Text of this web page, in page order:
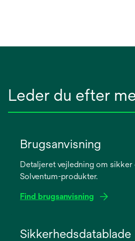
Leder du efter
Brugsanvisning
Detaljeret vejledning om
Solventum-produkter.
Find brugsanvisning
Sikkerhedsdatablade